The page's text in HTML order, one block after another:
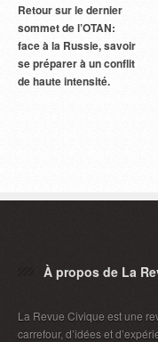
Retour sur le dernier
sommet de l’OTAN:
face à la Russie, savoir
se préparer à un conflit
de haute intensité.
À propos de La
La Revue Civique est une
carrefour, d’idées et